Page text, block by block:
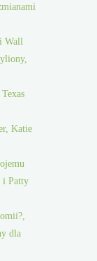
Wall
Katie
i Patty
dla